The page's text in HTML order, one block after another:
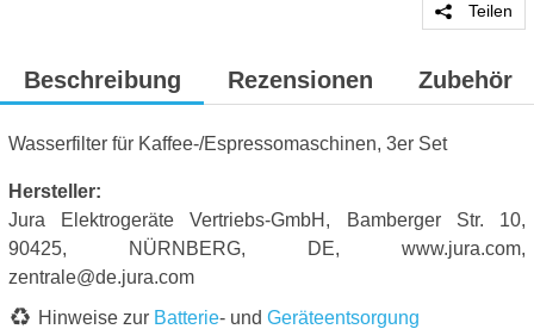
Teilen
Beschreibung Rezensionen Zubehör
Wasserfilter für Kaffee-/Espressomaschinen, 3er Set
Hersteller:
Jura Elektrogeräte Vertriebs-GmbH, Bamberger Str. 10,
90425, NÜRNBERG, DE, www.jura.com,
zentrale@de.jura.com
Hinweise zur Batterie- und Geräteentsorgung